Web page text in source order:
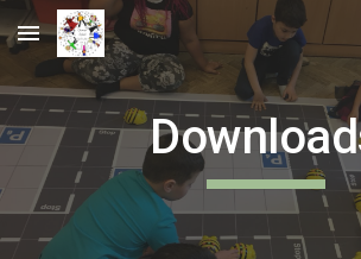
Skip to main content